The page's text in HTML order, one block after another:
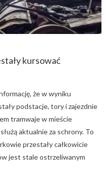
kursować
że w wyniku
podstacje, tory i zajezdnie
tramwaje w mieście
aktualnie za schrony. To
przestały całkowicie
jest stale ostrzeliwanym